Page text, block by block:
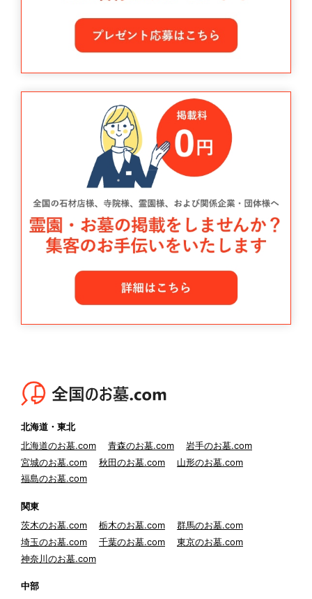
北海道・東北
北海道のお墓.com
青森のお墓.com
岩手のお墓.com
宮城のお墓.com
秋田のお墓.com
山形のお墓.com
福島のお墓.com
関東
茨木のお墓.com
栃木のお墓.com
群馬のお墓.com
埼玉のお墓.com
千葉のお墓.com
東京のお墓.com
神奈川のお墓.com
中部